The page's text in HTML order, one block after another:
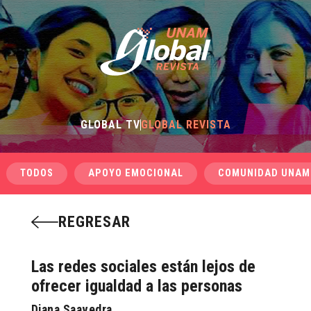
GLOBAL TVGLOBAL REVISTA
TODOS APOYO EMOCIONAL COMUNIDAD UNAM
REGRESAR
Las redes sociales están lejos de
ofrecer igualdad a las personas